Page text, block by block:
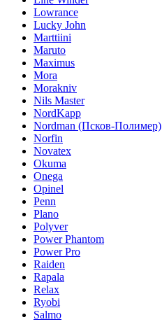
Lowrance
Lucky John
Marttiini
Maruto
Maximus
Mora
Morakniv
Nils Master
NordKapp
Nordman (Псков-Полимер)
Norfin
Novatex
Okuma
Onega
Opinel
Penn
Plano
Polyver
Power Phantom
Power Pro
Raiden
Rapala
Relax
Ryobi
Salmo